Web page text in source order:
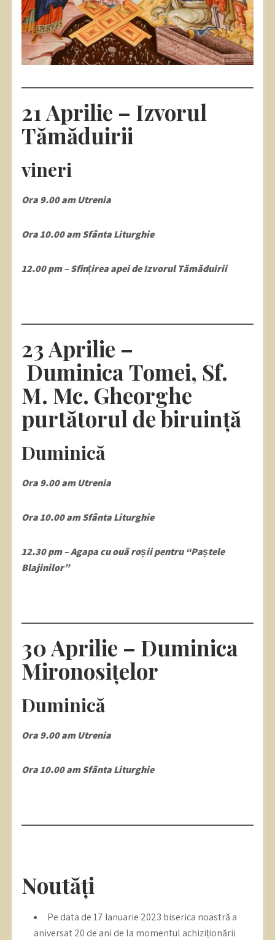
21 Aprilie – Izvorul
Tămăduirii
vineri
Ora 9.00 am Utrenia
Ora 10.00 am Sfânta Liturghie
12.00 pm – Sfințirea apei de Izvorul Tămăduirii
23 Aprilie –
Duminica Tomei, Sf.
M. Mc. Gheorghe
purtătorul de biruință
Duminică
Ora 9.00 am Utrenia
Ora 10.00 am Sfânta Liturghie
12.30 pm – Agapa cu ouă roșii pentru “Paștele
Blajinilor”
30 Aprilie – Duminica
Mironosițelor
Duminică
Ora 9.00 am Utrenia
Ora 10.00 am Sfânta Liturghie
Noutăți
Pe data de 17 Ianuarie 2023 biserica noastră a
aniversat 20 de ani de la momentul achiziționării